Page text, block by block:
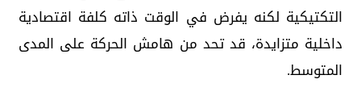
التكتيكية لكنه يفرض في الوقت ذاته كلفة اقتصادية
داخلية متزايدة، قد تحد من هامش الحركة على المدى
المتوسط.